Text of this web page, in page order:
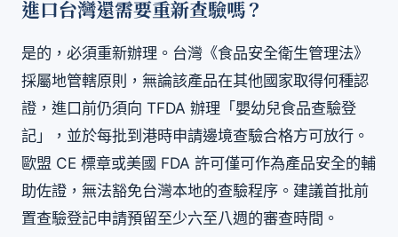
進口台灣還需要重新查驗嗎？
是的，必須重新辦理。台灣《食品安全衛生管理法》
採屬地管轄原則，無論該產品在其他國家取得何種認
證，進口前仍須向 TFDA 辦理「嬰幼兒食品查驗登
記」，並於每批到港時申請邊境查驗合格方可放行。
歐盟 CE 標章或美國 FDA 許可僅可作為產品安全的輔
助佐證，無法豁免台灣本地的查驗程序。建議首批前
置查驗登記申請預留至少六至八週的審查時間。